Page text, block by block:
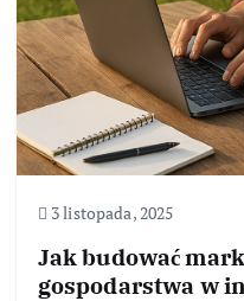
3 listopada, 2025
Jak budować
gospodarstwa w